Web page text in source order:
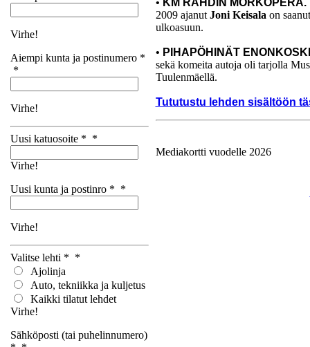
Virhe!
Aiempi kunta ja postinumero *
*
Virhe!
Uusi katuosoite * *
Virhe!
Uusi kunta ja postinro * *
Virhe!
Valitse lehti * *
Ajolinja
Auto, tekniikka ja kuljetus
Kaikki tilatut lehdet
Virhe!
Sähköposti (tai puhelinnumero)
• KM RAHDIN MÖRKÖPERÄ.
2009 ajanut Joni Keisala on
ulkoasuun.
• PIHAPÖHINÄT
sekä komeita autoja oli tarjolla
Tuulenmäellä.
Tututustu lehden sisältöön
Mediakortti vuodelle 2026